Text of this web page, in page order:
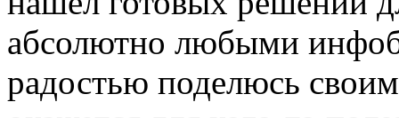
абсолютно любыми
радостью поделюсь